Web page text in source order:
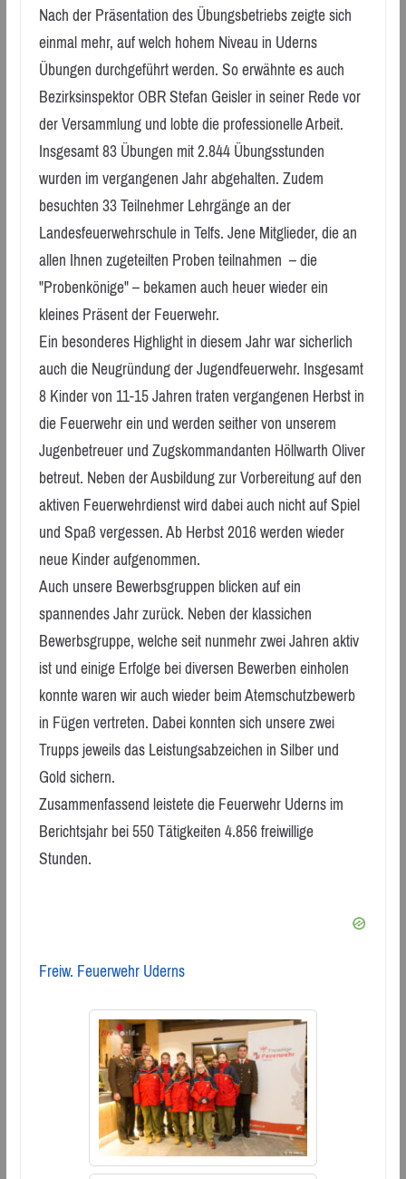
Nach der Präsentation des Übungsbetriebs zeigte sich
einmal mehr, auf welch hohem Niveau in Uderns
Übungen durchgeführt werden. So erwähnte es auch
Bezirksinspektor OBR Stefan Geisler in seiner Rede vor
der Versammlung und lobte die professionelle Arbeit.
Insgesamt 83 Übungen mit 2.844 Übungsstunden
wurden im vergangenen Jahr abgehalten. Zudem
besuchten 33 Teilnehmer Lehrgänge an der
Landesfeuerwehrschule in Telfs. Jene Mitglieder, die an
allen Ihnen zugeteilten Proben teilnahmen – die
"Probenkönige" – bekamen auch heuer wieder ein
kleines Präsent der Feuerwehr.
Ein besonderes Highlight in diesem Jahr war sicherlich
auch die Neugründung der Jugendfeuerwehr. Insgesamt
8 Kinder von 11-15 Jahren traten vergangenen Herbst in
die Feuerwehr ein und werden seither von unserem
Jugenbetreuer und Zugskommandanten Höllwarth Oliver
betreut. Neben der Ausbildung zur Vorbereitung auf den
aktiven Feuerwehrdienst wird dabei auch nicht auf Spiel
und Spaß vergessen. Ab Herbst 2016 werden wieder
neue Kinder aufgenommen.
Auch unsere Bewerbsgruppen blicken auf ein
spannendes Jahr zurück. Neben der klassichen
Bewerbsgruppe, welche seit nunmehr zwei Jahren aktiv
ist und einige Erfolge bei diversen Bewerben einholen
konnte waren wir auch wieder beim Atemschutzbewerb
in Fügen vertreten. Dabei konnten sich unsere zwei
Trupps jeweils das Leistungsabzeichen in Silber und
Gold sichern.
Zusammenfassend leistete die Feuerwehr Uderns im
Berichtsjahr bei 550 Tätigkeiten 4.856 freiwillige
Stunden.
Freiw. Feuerwehr Uderns